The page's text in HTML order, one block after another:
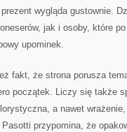
wygląda gustownie.
jak i osoby, które
upominek.
fakt, że strona porusza
początek. Liczy się także
a nawet
przypomina, że